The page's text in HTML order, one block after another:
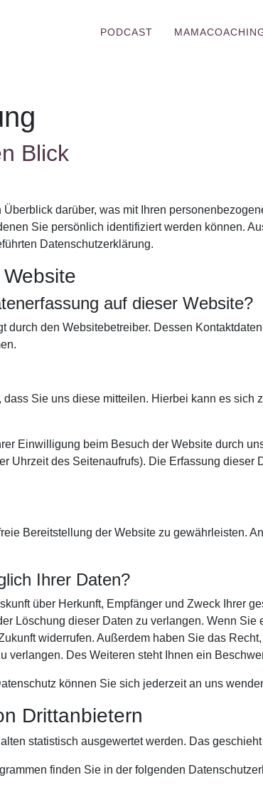
PODCAST
Blick
darüber, was mit Ihren
Sie persönlich identifiziert werden können.
Datenschutzerklärung.
auf dieser Website?
durch den Websitebetreiber. Dessen
dass Sie uns diese mitteilen. Hierbei kann es
Einwilligung beim Besuch der Website durch
Uhrzeit des Seitenaufrufs). Die Erfassung
Bereitstellung der Website zu gewährleisten.
Ihrer Daten?
über Herkunft, Empfänger und Zweck Ihrer
Löschung dieser Daten zu verlangen. Wenn
widerrufen. Außerdem haben Sie das
verlangen. Des Weiteren steht Ihnen ein
können Sie sich jederzeit an uns
Dritt­anbietern
statistisch ausgewertet werden. Das
finden Sie in der folgenden